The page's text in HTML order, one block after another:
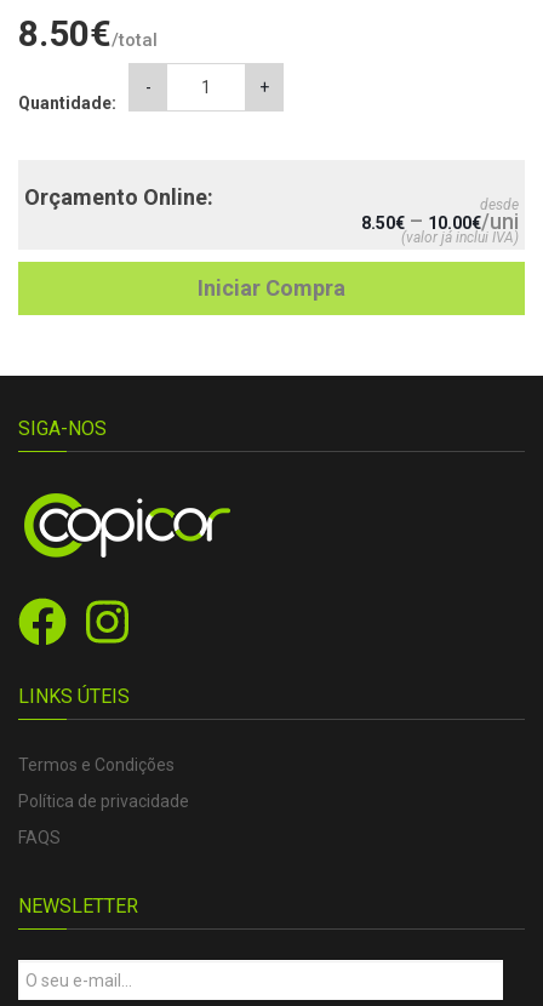
8.50€/total
Quantidade:
-
Caneca
+
Orçamento Online: desde
8.50€ – 10.00€/uni
(valor já inclui IVA)
Iniciar Compra
SIGA-NOS
LINKS ÚTEIS
Termos e Condições
Política de privacidade
FAQS
NEWSLETTER